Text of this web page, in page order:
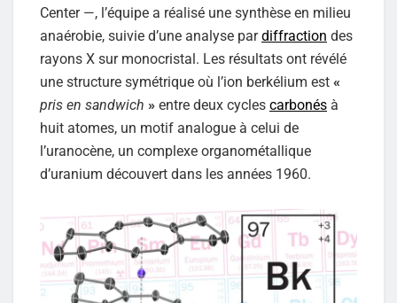
Center —, l’équipe a réalisé une synthèse en milieu
anaérobie, suivie d’une analyse pardiffraction des
rayons X sur monocristal. Les résultats ont révélé
une structure symétrique où l’ion berkélium est «
pris en sandwich » entre deux cycles carbonés à
huit atomes, un motif analogue à celui de
l’uranocène, un complexe organométallique
d’uranium découvert dans les années 1960.